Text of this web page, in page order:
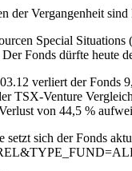
der Vergangenheit
Special
Fonds dürfte heute
verliert der Fonds
TSX-Venture
von 44,5 %
setzt sich der Fonds